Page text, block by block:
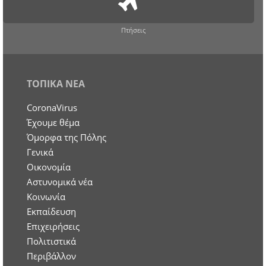
Πτήσεις
ΤΟΠΙΚΑ ΝΕΑ
CoronaVirus
Έχουμε θέμα
Όμορφα της Πόλης
Γενικά
Οικονομία
Aστυνομικά νέα
Κοινωνία
Εκπαίδευση
Επιχειρήσεις
Πολιτιστικά
Περιβάλλον